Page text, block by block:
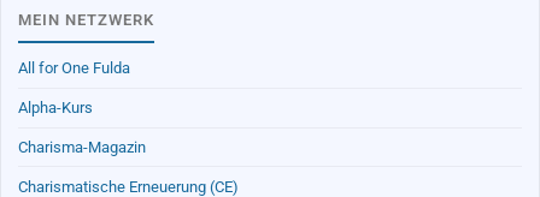
MEIN NETZWERK
All for One Fulda
Alpha-Kurs
Charisma-Magazin
Charismatische Erneuerung (CE)